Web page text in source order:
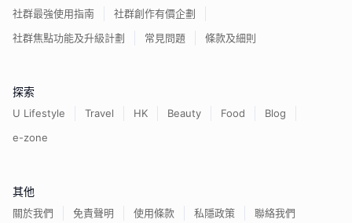
社群最強使用指南
社群創作有價企劃
社群焦點功能及升級計劃
常見問題 條款及細則
探索
U Lifestyle Travel HK Beauty Food
Blog
e-zone
其他
關於我們 免責聲明 使用條款 私隱政策 聯絡我們